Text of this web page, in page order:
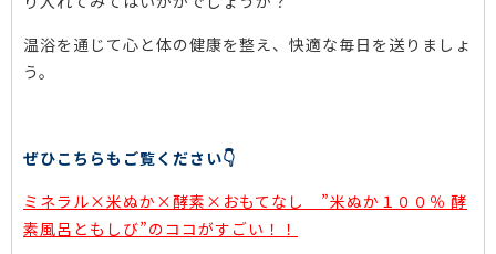
温浴を通じて心と体の健康を整え、快適な毎日を送りましょ
う。
ぜひこちらもご覧ください👇
ミネラル×米ぬか×酵素×おもてなし ”米ぬか１００％ 酵
素風呂ともしび”のココがすごい！！